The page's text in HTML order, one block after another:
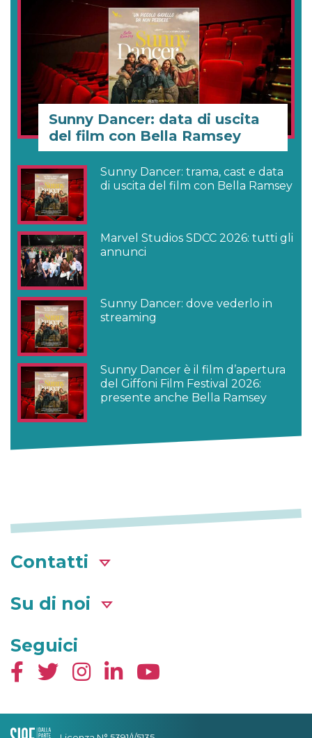
Sunny Dancer: data di uscita
del film con Bella Ramsey
Sunny Dancer: trama, cast e data
di uscita del film con Bella Ramsey
Marvel Studios SDCC 2026: tutti gli
annunci
Sunny Dancer: dove vederlo in
streaming
Sunny Dancer è il film d’apertura
del Giffoni Film Festival 2026:
presente anche Bella Ramsey
Contatti
Su di noi
Seguici